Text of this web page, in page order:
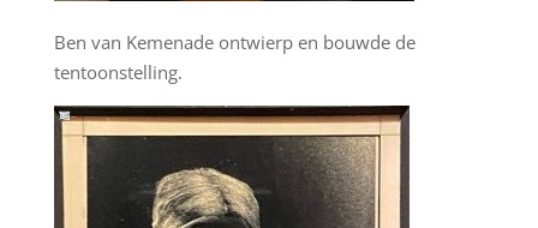
Ben van Kemenade ontwierp en bouwde de
tentoonstelling.